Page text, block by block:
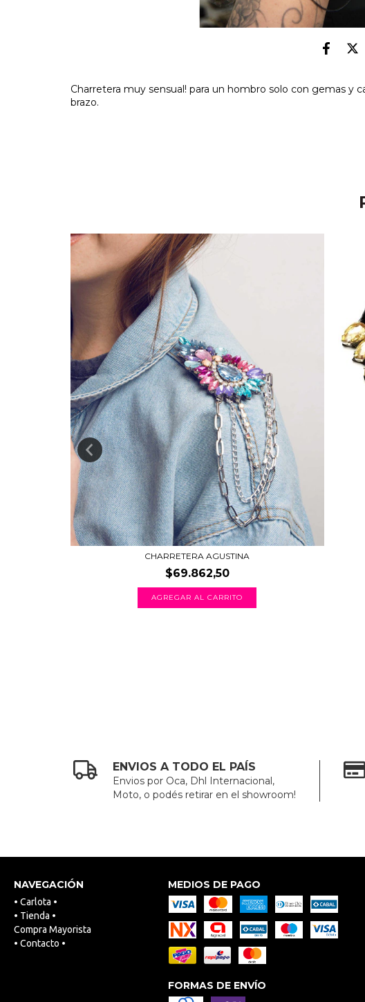
Charretera muy sensual! para un hombro solo con gemas y
brazo.
CHARRETERA AGUSTINA
$69.862,50
ENVIOS A TODO EL PAÍS
Envios por Oca, Dhl Internacional,
Moto, o podés retirar en el showroom!
NAVEGACIÓN
• Carlota •
• Tienda •
Compra Mayorista
• Contacto •
MEDIOS DE PAGO
FORMAS DE ENVÍO